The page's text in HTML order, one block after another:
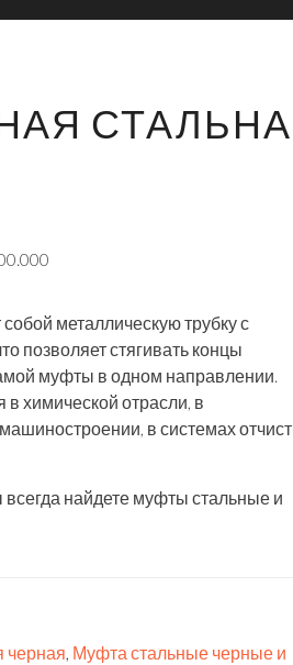
металлическую трубку с
позволяет стягивать концы
муфты в одном направлении.
химической отрасли, в
в системах
найдете муфты стальные и
черная, Муфта стальные черные и